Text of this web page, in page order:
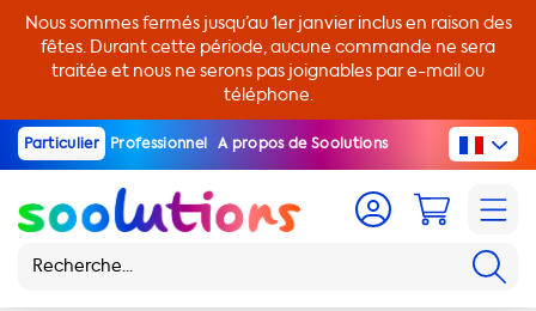
Nous sommes fermés jusqu’au 1er janvier inclus en raison des
fêtes. Durant cette période, aucune commande ne sera
traitée et nous ne serons pas joignables par e-mail ou
téléphone.
Particulier Professionnel A propos de Soolutions